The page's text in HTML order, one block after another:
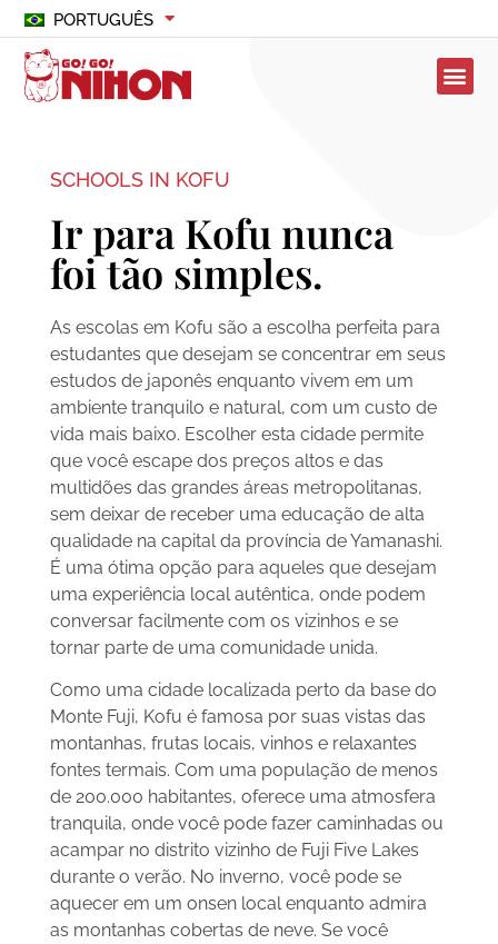
PORTUGUÊS
SCHOOLS IN KOFU
Ir para Kofu nunca
foi tão simples.
As escolas em Kofu são a escolha perfeita para
estudantes que desejam se concentrar em seus
estudos de japonês enquanto vivem em um
ambiente tranquilo e natural, com um custo de
vida mais baixo. Escolher esta cidade permite
que você escape dos preços altos e das
multidões das grandes áreas metropolitanas,
sem deixar de receber uma educação de alta
qualidade na capital da província de Yamanashi.
É uma ótima opção para aqueles que desejam
uma experiência local autêntica, onde podem
conversar facilmente com os vizinhos e se
tornar parte de uma comunidade unida.
Como uma cidade localizada perto da base do
Monte Fuji, Kofu é famosa por suas vistas das
montanhas, frutas locais, vinhos e relaxantes
fontes termais. Com uma população de menos
de 200.000 habitantes, oferece uma atmosfera
tranquila, onde você pode fazer caminhadas ou
acampar no distrito vizinho de Fuji Five Lakes
durante o verão. No inverno, você pode se
aquecer em um onsen local enquanto admira
as montanhas cobertas de neve. Se você